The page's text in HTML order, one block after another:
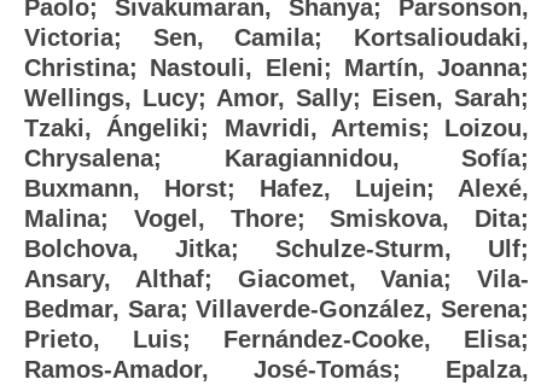
Paolo; Sivakumaran, Shanya; Parsonson,
Victoria; Sen, Camila; Kortsalioudaki,
Christina; Nastouli, Eleni; Martín, Joanna;
Wellings, Lucy; Amor, Sally; Eisen, Sarah;
Tzaki, Ángeliki; Mavridi, Artemis; Loizou,
Chrysalena; Karagiannidou, Sofía;
Buxmann, Horst; Hafez, Lujein; Alexé,
Malina; Vogel, Thore;Smiskova, Dita;
Bolchova, Jitka; Schulze-Sturm, Ulf;
Ansary, Althaf; Giacomet, Vania; Vila-
Bedmar, Sara;Villaverde-González, Serena;
Prieto, Luis; Fernández-Cooke, Elisa;
Ramos-Amador, José-Tomás; Epalza,